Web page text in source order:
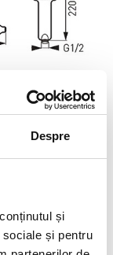
Despre
și
și pentru
ideală pentru cei